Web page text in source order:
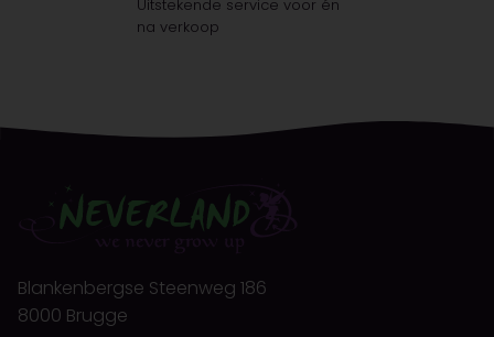
Uitstekende service voor én
na verkoop
Blankenbergse Steenweg 186
8000 Brugge